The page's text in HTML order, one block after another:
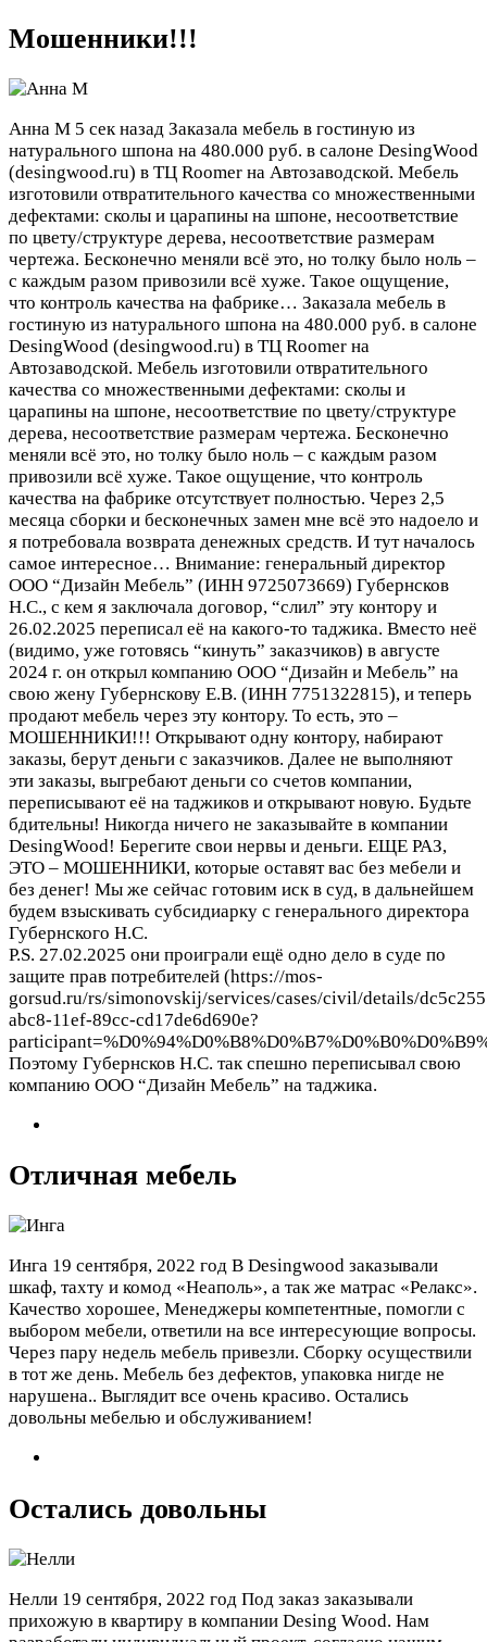
Мошенники!!!
Анна М 5 сек назад Заказала мебель в гостиную из
натурального шпона на 480.000 руб. в салоне DesingWood
(desingwood.ru) в ТЦ Roomer на Автозаводской. Мебель
изготовили отвратительного качества со множественными
дефектами: сколы и царапины на шпоне, несоответствие
по цвету/структуре дерева, несоответствие размерам
чертежа. Бесконечно меняли всё это, но толку было ноль –
с каждым разом привозили всё хуже. Такое ощущение,
что контроль качества на фабрике… Заказала мебель в
гостиную из натурального шпона на 480.000 руб. в салоне
DesingWood (desingwood.ru) в ТЦ Roomer на
Автозаводской. Мебель изготовили отвратительного
качества со множественными дефектами: сколы и
царапины на шпоне, несоответствие по цвету/структуре
дерева, несоответствие размерам чертежа. Бесконечно
меняли всё это, но толку было ноль – с каждым разом
привозили всё хуже. Такое ощущение, что контроль
качества на фабрике отсутствует полностью. Через 2,5
месяца сборки и бесконечных замен мне всё это надоело и
я потребовала возврата денежных средств. И тут началось
самое интересное… Внимание: генеральный директор
ООО “Дизайн Мебель” (ИНН 9725073669) Губернсков
Н.С., с кем я заключала договор, “слил” эту контору и
26.02.2025 переписал её на какого-то таджика. Вместо неё
(видимо, уже готовясь “кинуть” заказчиков) в августе
2024 г. он открыл компанию ООО “Дизайн и Мебель” на
свою жену Губернскову Е.В. (ИНН 7751322815), и теперь
продают мебель через эту контору. То есть, это –
МОШЕННИКИ!!! Открывают одну контору, набирают
заказы, берут деньги с заказчиков. Далее не выполняют
эти заказы, выгребают деньги со счетов компании,
переписывают её на таджиков и открывают новую. Будьте
бдительны! Никогда ничего не заказывайте в компании
DesingWood! Берегите свои нервы и деньги. ЕЩЕ РАЗ,
ЭТО – МОШЕННИКИ, которые оставят вас без мебели и
без денег! Мы же сейчас готовим иск в суд, в дальнейшем
будем взыскивать субсидиарку с генерального директора
Губернского Н.С.
P.S. 27.02.2025 они проиграли ещё одно дело в суде по
защите прав потребителей (https://mos-
gorsud.ru/rs/simonovskij/services/cases/civil/details/
abc8-11ef-89cc-cd17de6d690e?
Поэтому Губернсков Н.С. так спешно переписывал свою
компанию ООО “Дизайн Мебель” на таджика.
Отличная мебель
Инга 19 сентября, 2022 год В Desingwood заказывали
шкаф, тахту и комод «Неаполь», а так же матрас «Релакс».
Качество хорошее, Менеджеры компетентные, помогли с
выбором мебели, ответили на все интересующие вопросы.
Через пару недель мебель привезли. Сборку осуществили
в тот же день. Мебель без дефектов, упаковка нигде не
нарушена.. Выглядит все очень красиво. Остались
довольны мебелью и обслуживанием!
Остались довольны
Нелли 19 сентября, 2022 год Под заказ заказывали
прихожую в квартиру в компании Desing Wood. Нам